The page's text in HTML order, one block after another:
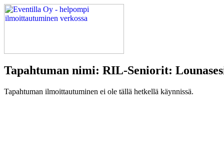
Tapahtuman nimi: RIL-Seniorit:
Tapahtuman ilmoittautuminen ei ole tällä hetkellä käynnissä.